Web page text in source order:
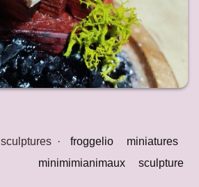
sculptures· froggelio
miniatures
minimimianimaux
sculpture